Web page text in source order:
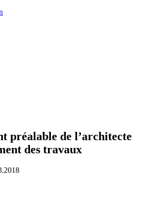
préalable de l’architecte
des travaux